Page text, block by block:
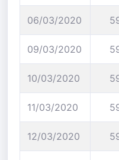
06/03/2020
09/03/2020
10/03/2020
11/03/2020
12/03/2020